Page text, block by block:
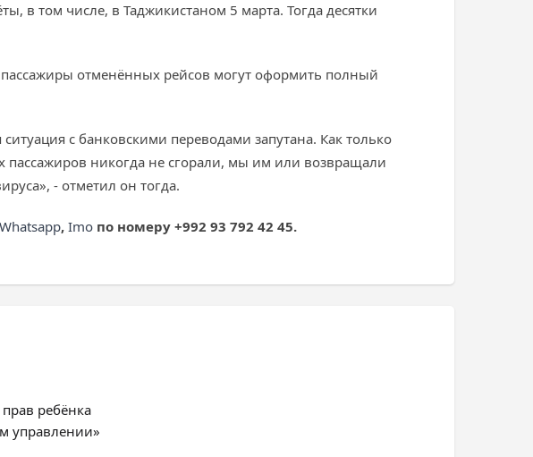
в том числе, в Таджикистаном 5 марта. Тогда десятки
отменённых рейсов могут оформить полный
с банковскими переводами запутана. Как только
никогда не сгорали, мы им или возвращали
- отметил он тогда.
Whatsapp, Imo по номеру +992 93 792 42 45.
ребёнка
управлении»